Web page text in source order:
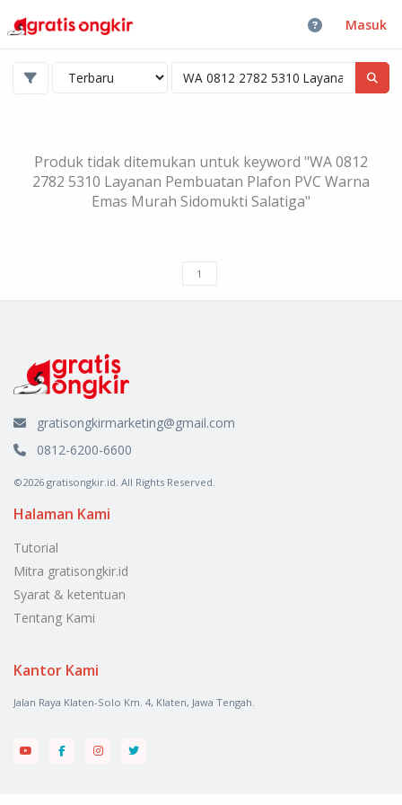
Masuk
Produk tidak ditemukan untuk keyword "WA 0812
2782 5310 Layanan Pembuatan Plafon PVC Warna
Emas Murah Sidomukti Salatiga"
gratisongkirmarketing@gmail.com
0812-6200-6600
©2026 gratisongkir.id. All Rights Reserved.
Halaman Kami
Tutorial
Mitra gratisongkir.id
Syarat & ketentuan
Tentang Kami
Kantor Kami
Jalan Raya Klaten-Solo Km. 4, Klaten, Jawa Tengah.